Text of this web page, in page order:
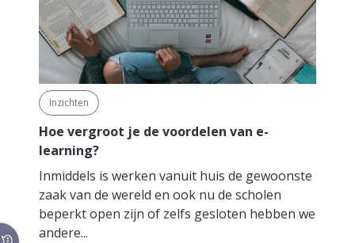
Inzichten
Hoe vergroot je de voordelen van e-
learning?
Inmiddels is werken vanuit huis de gewoonste
zaak van de wereld en ook nu de scholen
beperkt open zijn of zelfs gesloten hebben we
andere...